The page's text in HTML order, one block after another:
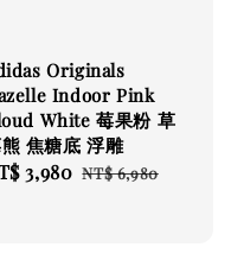
Originals
Indoor Pink
White 莓果粉 草
焦糖底 浮雕
3,980 Regular
NT$ 6,980